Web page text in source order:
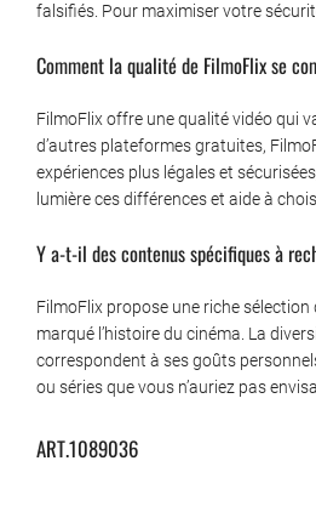
falsifiés. Pour maximiser votre
Comment la qualité de FilmoFlix se
FilmoFlix offre une qualité vidéo qui
d’autres plateformes gratuites,
expériences plus légales et
lumière ces différences et aide à
Y a-t-il des contenus spécifiques à
FilmoFlix propose une riche
marqué l’histoire du cinéma. La
correspondent à ses goûts
ou séries que vous n’auriez pas
ART.1089036